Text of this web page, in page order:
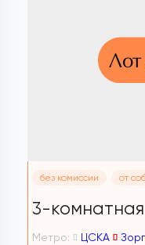
без комиссии от
3-
Метро: ЦСКА